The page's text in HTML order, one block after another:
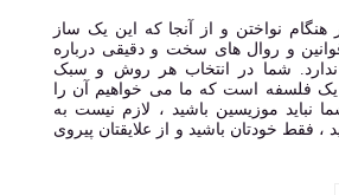
نواختن و از آنجا که این یک ساز
و روال های سخت و دقیقی درباره
ندارد. شما در انتخاب هر روش و سبک
یک فلسفه است که ما می خواهیم آن را
نباید موزیسین باشید ، لازم نیست به
، فقط خودتان باشید و از علایقتان پیروی